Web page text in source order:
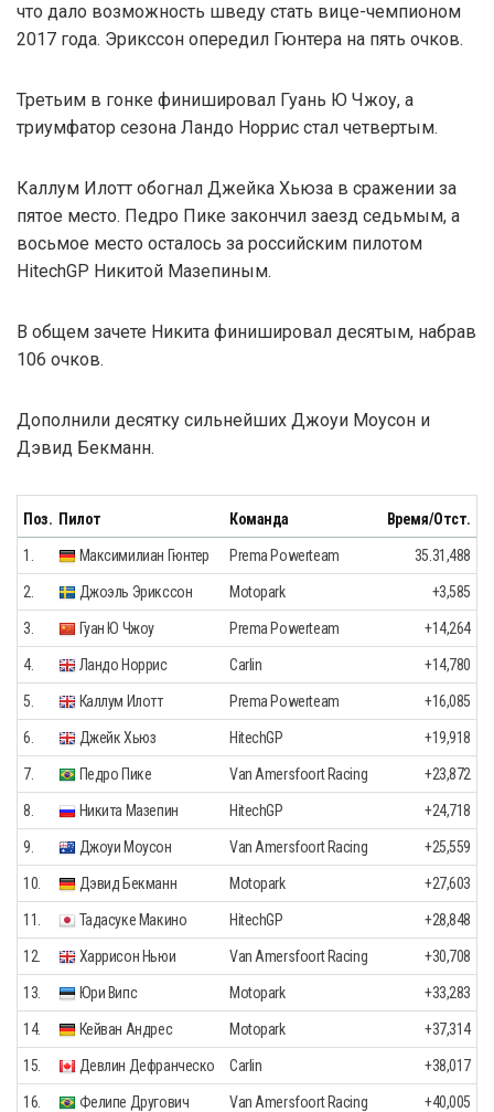
что дало возможность шведу стать вице-чемпионом
2017 года. Эрикссон опередил Гюнтера на пять очков.
Третьим в гонке финишировал Гуань Ю Чжоу, а
триумфатор сезона Ландо Норрис стал четвертым.
Каллум Илотт обогнал Джейка Хьюза в сражении за
пятое место. Педро Пике закончил заезд седьмым, а
восьмое место осталось за российским пилотом
HitechGP Никитой Мазепиным.
В общем зачете Никита финишировал десятым, набрав
106 очков.
Дополнили десятку сильнейших Джоуи Моусон и
Дэвид Бекманн.
Поз. Пилот Команда Время/Отст.
1. Максимилиан Гюнтер Prema Powerteam 35.31,488
2. Джоэль Эрикссон Motopark +3,585
3. Гуан Ю Чжоу Prema Powerteam +14,264
4. Ландо Норрис Carlin +14,780
5. Каллум Илотт Prema Powerteam +16,085
6. Джейк Хьюз HitechGP +19,918
7. Педро Пике Van Amersfoort Racing +23,872
8. Никита Мазепин HitechGP +24,718
9. Джоуи Моусон Van Amersfoort Racing +25,559
10. Дэвид Бекманн Motopark +27,603
11. Тадасуке Макино HitechGP +28,848
12. Харрисон Ньюи Van Amersfoort Racing +30,708
13. Юри Випс Motopark +33,283
14. Кейван Андрес Motopark +37,314
15. Девлин Дефранческо Carlin +38,017
16. Фелипе Другович Van Amersfoort Racing +40,005